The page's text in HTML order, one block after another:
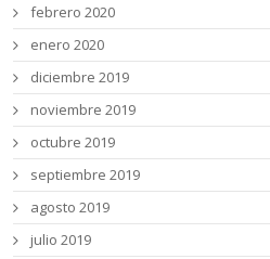
febrero 2020
enero 2020
diciembre 2019
noviembre 2019
octubre 2019
septiembre 2019
agosto 2019
julio 2019